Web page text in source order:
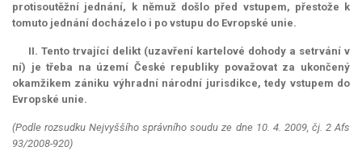
protisoutěžní jednání, k němuž došlo před vstupem, přestože k
tomuto jednání docházelo i po vstupu do Evropské unie.
II. Tento trvající delikt (uzavření kartelové dohody a setrvání v
ní) je třeba na území České republiky považovat za ukončený
okamžikem zániku výhradní národní jurisdikce, tedy vstupem do
Evropské unie.
(Podle rozsudku Nejvyššího správního soudu ze dne 10. 4. 2009, čj. 2 Afs
93/2008-920)